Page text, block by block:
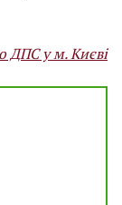
ДПС у м. Києві